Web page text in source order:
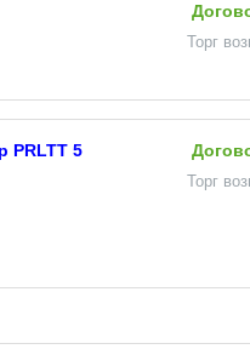
Торг
PRLTT 5
Торг